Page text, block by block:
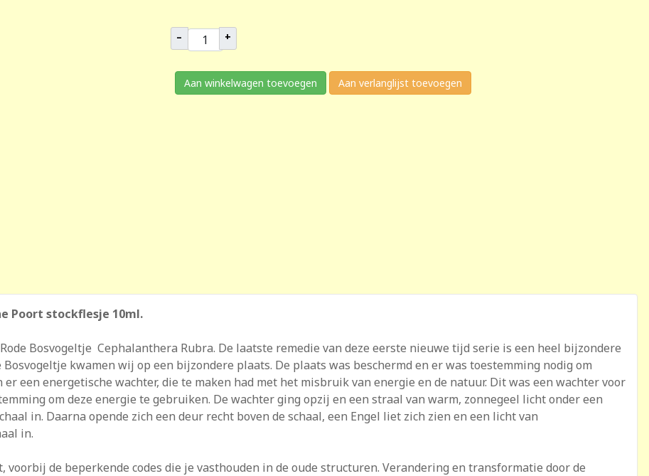
– +
Aan winkelwagen toevoegen Aan verlanglijst toevoegen
Poort stockflesje 10ml.
Rode Bosvogeltje Cephalanthera Rubra. De laatste remedie van deze eerste nieuwe tijd serie is een heel bijzondere
kwamen wij op een bijzondere plaats. De plaats was beschermd en er was toestemming nodig om
een energetische wachter, die te maken had met het misbruik van energie en de natuur. Dit was een wachter voor
om deze energie te gebruiken. De wachter ging opzij en een straal van warm, zonnegeel licht onder een
in. Daarna opende zich een deur recht boven de schaal, een Engel liet zich zien en een licht van
in.
voorbij de beperkende codes die je vasthouden in de oude structuren. Verandering en transformatie door de